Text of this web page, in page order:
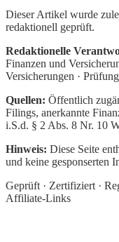
Dieser Artikel wurde
redaktionell geprüft.
Redaktionelle
Finanzen und
Versicherungen ·
Quellen: Öffentlich
Filings, anerkannte
i.S.d. § 2 Abs. 8 Nr. 10
Hinweis: Diese Seite
und keine gesponserten
Geprüft · Zertifiziert ·
Affiliate-Links